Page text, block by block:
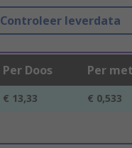
Controleer leverdata
Per Doos Per
€ 13,33 € 0,533